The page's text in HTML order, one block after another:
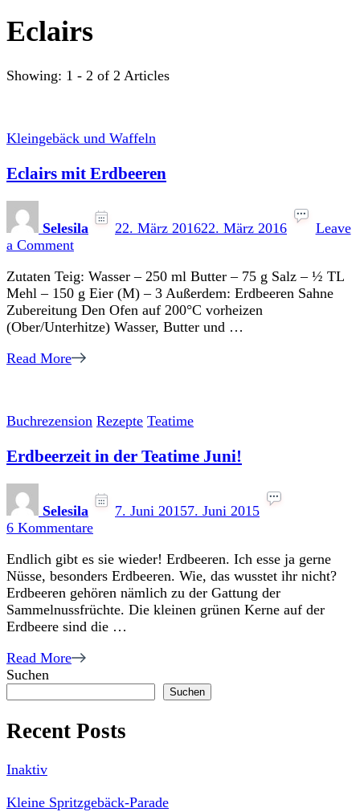
Eclairs
Showing: 1 - 2 of 2 Articles
Kleingebäck und Waffeln
Eclairs mit Erdbeeren
Selesila 22. März 201622. März 2016
Leave
a Commenton
mit
Erdbeeren
Zutaten Teig: Wasser – 250 ml Butter – 75 g Salz – ½ TL
Mehl – 150 g Eier (M) – 3 Außerdem: Erdbeeren Sahne
Zubereitung Den Ofen auf 200°C vorheizen
(Ober/Unterhitze) Wasser, Butter und …
Read More
Buchrezension Rezepte Teatime
Erdbeerzeit in der Teatime Juni!
Selesila 7. Juni 20157. Juni 2015
6 Kommentarezu
in
der
Teatime
Juni!
Endlich gibt es sie wieder! Erdbeeren. Ich esse ja gerne
Nüsse, besonders Erdbeeren. Wie, das wusstet ihr nicht?
Erdbeeren gehören nämlich zu der Gattung der
Sammelnussfrüchte. Die kleinen grünen Kerne auf der
Erdbeere sind die …
Read More
Suchen
Suchen
Recent Posts
Inaktiv
Kleine Spritzgebäck-Parade